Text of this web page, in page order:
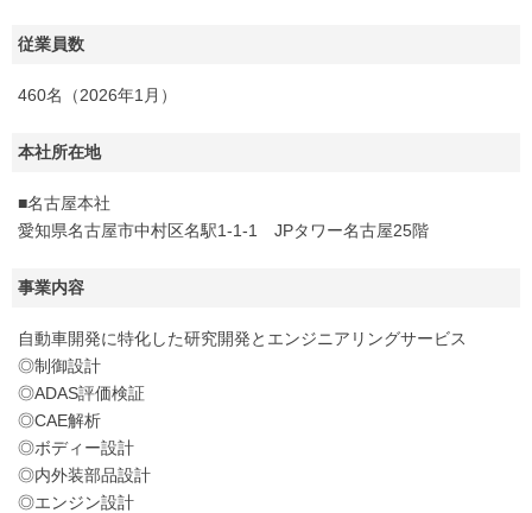
従業員数
460名（2026年1月）
本社所在地
■名古屋本社
愛知県名古屋市中村区名駅1-1-1 JPタワー名古屋25階
事業内容
自動車開発に特化した研究開発とエンジニアリングサービス
◎制御設計
◎ADAS評価検証
◎CAE解析
◎ボディー設計
◎内外装部品設計
◎エンジン設計